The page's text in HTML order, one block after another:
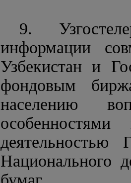
9.
информации
Узбекистан и
фондовым
населению
Национального